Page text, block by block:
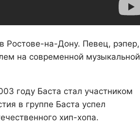
Ростове-на-Дону. Певец, рэпер,
на современной музыкальной
году Баста стал участником
в группе Баста успел
хип-хопа.